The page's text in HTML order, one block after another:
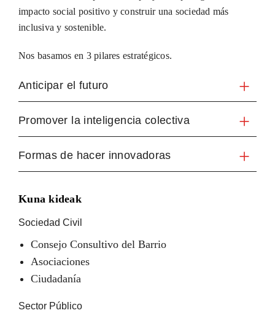
impacto social positivo y construir una sociedad más
inclusiva y sostenible.
Nos basamos en 3 pilares estratégicos.
Anticipar el futuro
Promover la inteligencia colectiva
Formas de hacer innovadoras
Kuna kideak
Sociedad Civil
Consejo Consultivo del Barrio
Asociaciones
Ciudadanía
Sector Público